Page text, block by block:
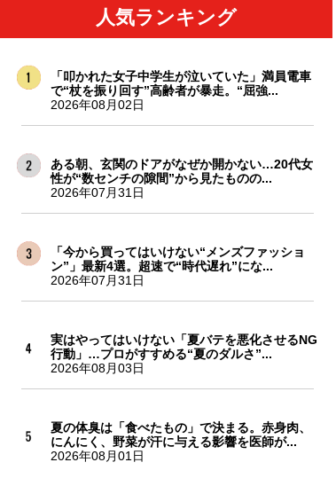
人気ランキング
「叩かれた女子中学生が泣いていた」満員電車
で“杖を振り回す”高齢者が暴走。“屈強...
2026年08月02日
ある朝、玄関のドアがなぜか開かない…20代女
性が“数センチの隙間”から見たものの...
2026年07月31日
「今から買ってはいけない“メンズファッショ
ン”」最新4選。超速で“時代遅れ”にな...
2026年07月31日
実はやってはいけない「夏バテを悪化させるNG
行動」…プロがすすめる“夏のダルさ”...
2026年08月03日
夏の体臭は「食べたもの」で決まる。赤身肉、
にんにく、野菜が汗に与える影響を医師が...
2026年08月01日